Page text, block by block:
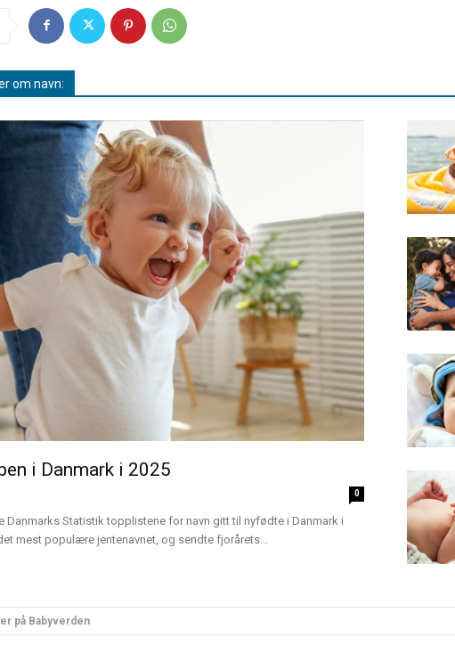
om navn:
i Danmark i 2025
0
Danmarks Statistik topplistene for navn gitt til nyfødte i Danmark i
mest populære jentenavnet, og sendte fjorårets...
på Babyverden